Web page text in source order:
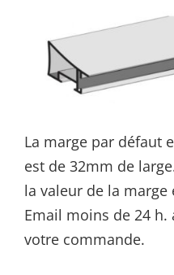
La marge par défaut
est de 32mm de
la valeur de la
Email moins de 24
votre commande.